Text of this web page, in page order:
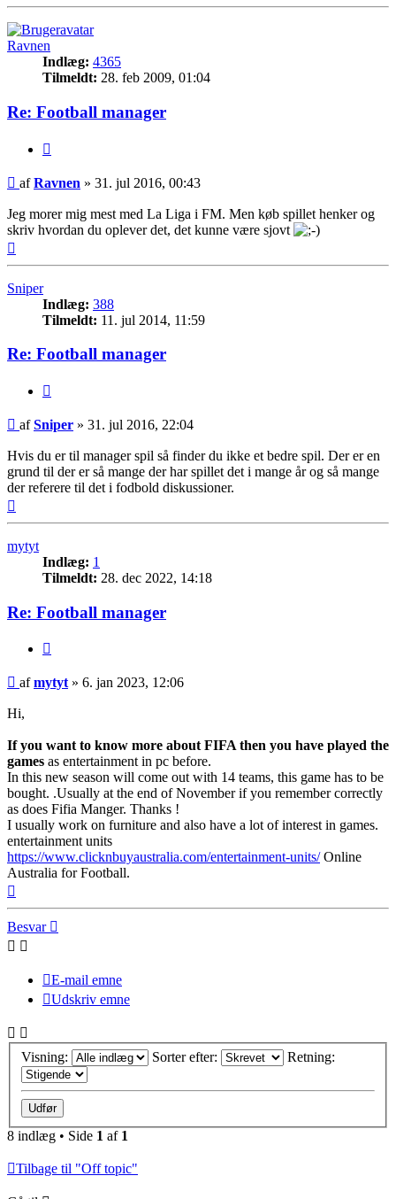
Ravnen
Indlæg: 4365
Tilmeldt: 28. feb 2009, 01:04
Re: Football manager
Indlæg
afRavnen » 31. jul 2016, 00:43
Jeg morer mig mest med La Liga i FM. Men køb spillet henker og
skriv hvordan du oplever det, det kunne være sjovt
Sniper
Indlæg: 388
Tilmeldt: 11. jul 2014, 11:59
Re: Football manager
Indlæg
afSniper » 31. jul 2016, 22:04
Hvis du er til manager spil så finder du ikke et bedre spil. Der er en
grund til der er så mange der har spillet det i mange år og så mange
der referere til det i fodbold diskussioner.
mytyt
Indlæg: 1
Tilmeldt: 28. dec 2022, 14:18
Re: Football manager
Indlæg
afmytyt » 6. jan 2023, 12:06
Hi,
If you want to know more about FIFA then you have played the
games as entertainment in pc before.
In this new season will come out with 14 teams, this game has to be
bought. .Usually at the end of November if you remember correctly
as does Fifia Manger. Thanks !
I usually work on furniture and also have a lot of interest in games.
entertainment units
https://www.clicknbuyaustralia.com/entertainment-units/Online
Australia for Football.
Besvar
E-mail emne
Udskriv emne
Visning: Sorter efter: Retning:
8 indlæg • Side 1 af 1
Tilbage til "Off topic"